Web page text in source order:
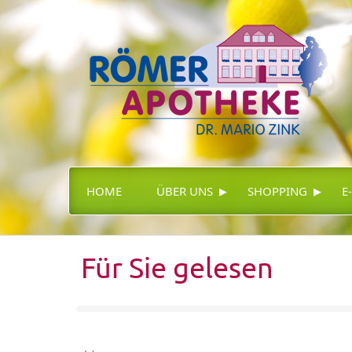
HOME ÜBER UNS ▸ SHOPPING ▸
Für Sie gelesen